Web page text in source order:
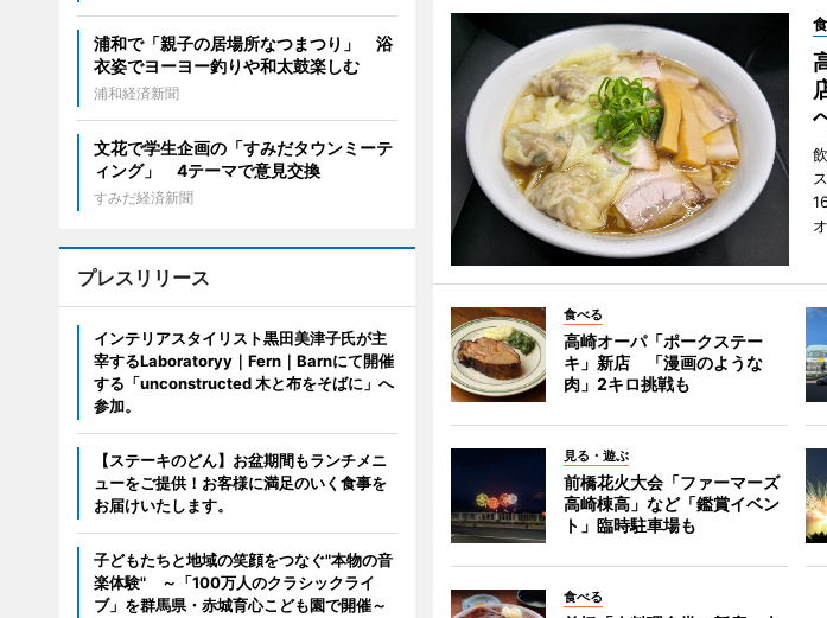
食べる
高崎オーパ「ポークステー
キ」新店 「漫画のような
肉」2キロ挑戦も
見る・遊ぶ
前橋花火大会「ファーマーズ
高崎棟高」など「鑑賞イベン
ト」臨時駐車場も
食べる
浦和で「親子の居場所なつまつり」 浴
衣姿でヨーヨー釣りや和太鼓楽しむ
浦和経済新聞
文花で学生企画の「すみだタウンミーテ
ィング」 4テーマで意見交換
すみだ経済新聞
プレスリリース
インテリアスタイリスト黒田美津子氏が主
宰するLaboratoryy｜Fern｜Barnにて開催
する「unconstructed 木と布をそばに」へ
参加。
【ステーキのどん】お盆期間もランチメニ
ューをご提供！お客様に満足のいく食事を
お届けいたします。
子どもたちと地域の笑顔をつなぐ"本物の音
楽体験" ～「100万人のクラシックライ
ブ」を群馬県・赤城育心こども園で開催～